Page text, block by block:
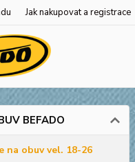
Jak nakupovat a registrace
BEFADO
na obuv vel. 18-26